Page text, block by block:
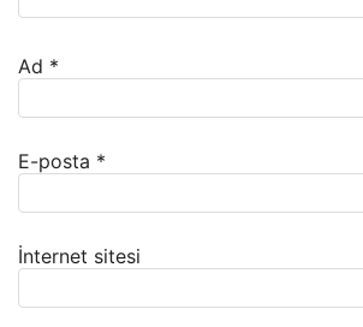
Ad *
E-posta *
İnternet sitesi